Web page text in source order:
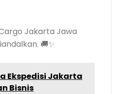
Jakarta Jawa
🚚✨
Ekspedisi Jakarta
Bisnis